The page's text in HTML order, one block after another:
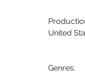
United
Genres: